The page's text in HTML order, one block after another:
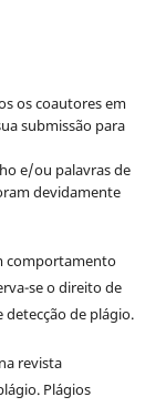
os coautores em
submissão para
e/ou palavras de
devidamente
comportamento
se o direito de
de plágio.
revista
Plágios